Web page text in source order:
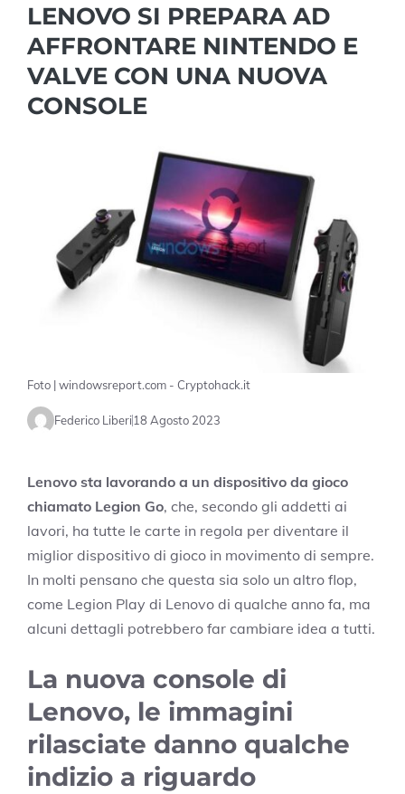
LENOVO SI PREPARA AD
AFFRONTARE NINTENDO E
VALVE CON UNA NUOVA
CONSOLE
Foto | windowsreport.com - Cryptohack.it
Federico Liberi18 Agosto 2023
Lenovo sta lavorando a un dispositivo da gioco
chiamato Legion Go, che, secondo gli addetti ai
lavori, ha tutte le carte in regola per diventare il
miglior dispositivo di gioco in movimento di sempre.
In molti pensano che questa sia solo un altro flop,
come Legion Play di Lenovo di qualche anno fa, ma
alcuni dettagli potrebbero far cambiare idea a tutti.
La nuova console di
Lenovo, le immagini
rilasciate danno qualche
indizio a riguardo